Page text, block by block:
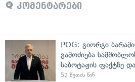
კომენტარები
POG: გიორგი
გამოძიება
საბოტაჟის ფაქტზე
52 წუთის წინ